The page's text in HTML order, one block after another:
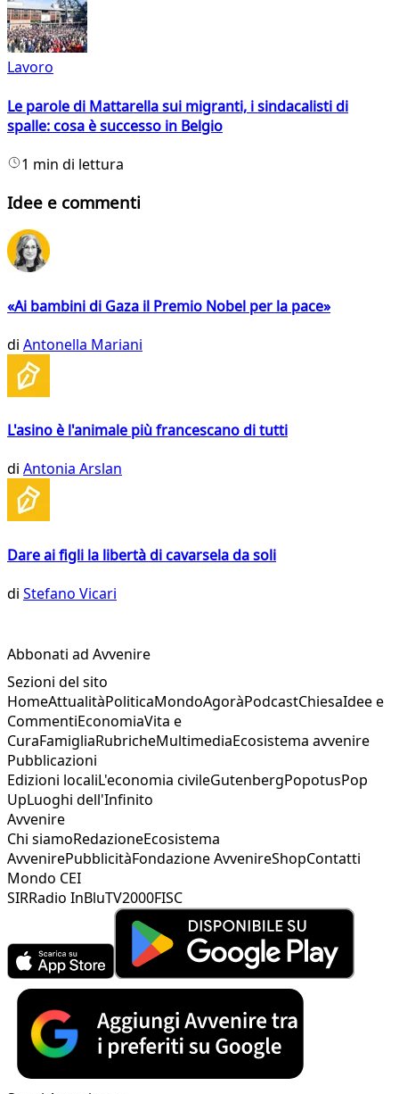
Lavoro
Le parole di Mattarella sui migranti, i sindacalisti di
spalle: cosa è successo in Belgio
1 min di lettura
Idee e commenti
«Ai bambini di Gaza il Premio Nobel per la pace»
di Antonella Mariani
L'asino è l'animale più francescano di tutti
di Antonia Arslan
Dare ai figli la libertà di cavarsela da soli
di Stefano Vicari
Abbonati ad Avvenire
Sezioni del sito
HomeAttualitàPoliticaMondoAgoràPodcastChiesaIdee e
CommentiEconomiaVita e
CuraFamigliaRubricheMultimediaEcosistema avvenire
Pubblicazioni
Edizioni localiL'economia civileGutenbergPopotusPop
UpLuoghi dell'Infinito
Avvenire
Chi siamoRedazioneEcosistema
AvvenirePubblicitàFondazione AvvenireShopContatti
Mondo CEI
SIRRadio InBluTV2000FISC